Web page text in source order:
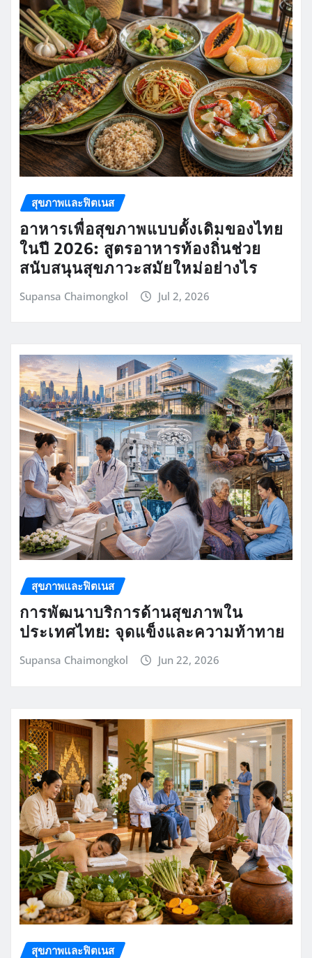
สุขภาพและฟิตเนส
อาหารเพื่อสุขภาพแบบดั้งเดิมของไทย
ในปี 2026: สูตรอาหารท้องถิ่นช่วย
สนับสนุนสุขภาวะสมัยใหม่อย่างไร
Supansa Chaimongkol Jul 2, 2026
สุขภาพและฟิตเนส
การพัฒนาบริการด้านสุขภาพใน
ประเทศไทย: จุดแข็งและความท้าทาย
Supansa Chaimongkol Jun 22, 2026
สุขภาพและฟิตเนส